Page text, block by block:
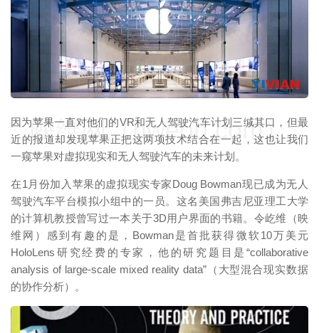
因为苹果一直对他们的VR和无人驾驶汽车计划三缄其口，但最
近的报道却发现苹果正把这两项技术结合在一起，这也让我们
一窥苹果对虚拟现实和无人驾驶汽车的未来计划。
在1月份加入苹果的虚拟现实专家Doug Bowman现已成为无人
驾驶汽车平台模拟小组中的一员。这名美国弗吉尼亚理工大学
的计算机教授曾写过一本关于3D用户界面的书籍。令屹维（映
维网）感到有趣的是，Bowman是首批获得微软10万美元
HoloLens研究经费的专家，他的研究题目是“collaborative
analysis of large-scale mixed reality data”（大型混合现实数据
的协作分析）。
映维网（nweon.com）
映维网（nweon.com）